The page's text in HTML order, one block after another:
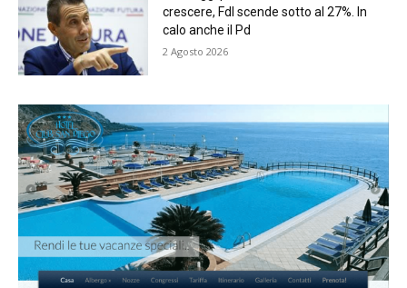
crescere, FdI scende sotto al 27%. In
calo anche il Pd
2 Agosto 2026